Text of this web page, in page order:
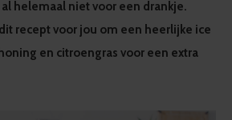
helemaal niet voor een drankje.
recept voor jou om een heerlijke ice
en citroengras voor een extra